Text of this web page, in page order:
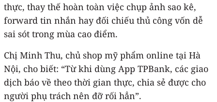
thực, thay thế hoàn toàn việc chụp ảnh sao kê,
forward tin nhắn hay đối chiếu thủ công vốn dễ
sai sót trong mùa cao điểm.
Chị Minh Thu, chủ shop mỹ phẩm online tại Hà
Nội, cho biết: “Từ khi dùng App TPBank, các giao
dịch báo về theo thời gian thực, chia sẻ được cho
người phụ trách nên đỡ rối hẳn”.